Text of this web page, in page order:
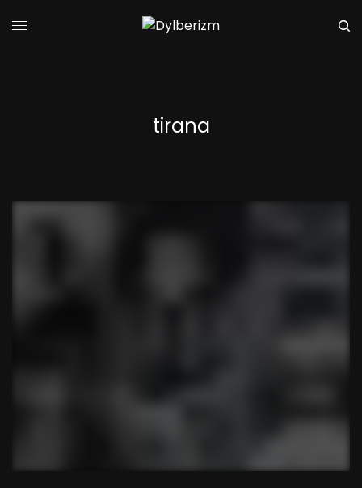
tirana